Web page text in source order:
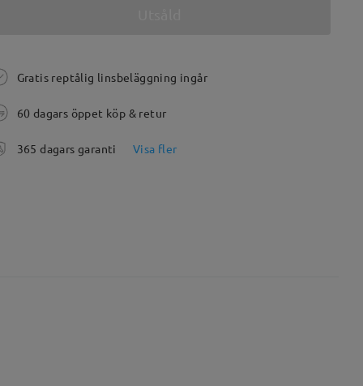
Gratis reptålig linsbeläggning ingår
60 dagars öppet köp & retur
365 dagars garanti Visa fler